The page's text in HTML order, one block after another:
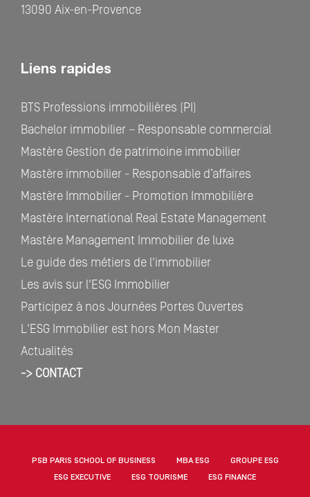
13090 Aix-en-Provence
Liens rapides
BTS Professions immobilières (PI)
Bachelor immobilier – Responsable commercial
Mastère Gestion de patrimoine immobilier
Mastère immobilier - Responsable d’affaires
Mastère Immobilier - Promotion Immobilière
Mastère International Real Estate Management
Mastère Management Immobilier de luxe
Le guide des métiers de l'immobilier
Les avis sur l'ESG Immobilier
Participez à nos Journées Portes Ouvertes
L'ESG Immobilier est hors Mon Master
Actualités
-> CONTACT
PSB PARIS SCHOOL OF BUSINESS MBA ESG
GROUPE ESG
ESG EXECUTIVE
ESG TOURISME ESG FINANCE